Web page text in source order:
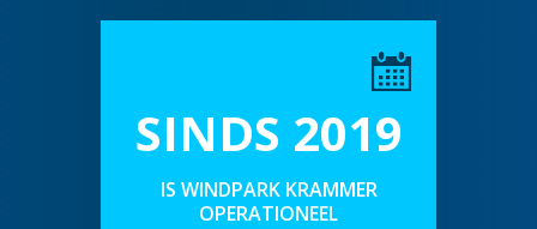
SINDS 2019
IS WINDPARK KRAMMER
OPERATIONEEL